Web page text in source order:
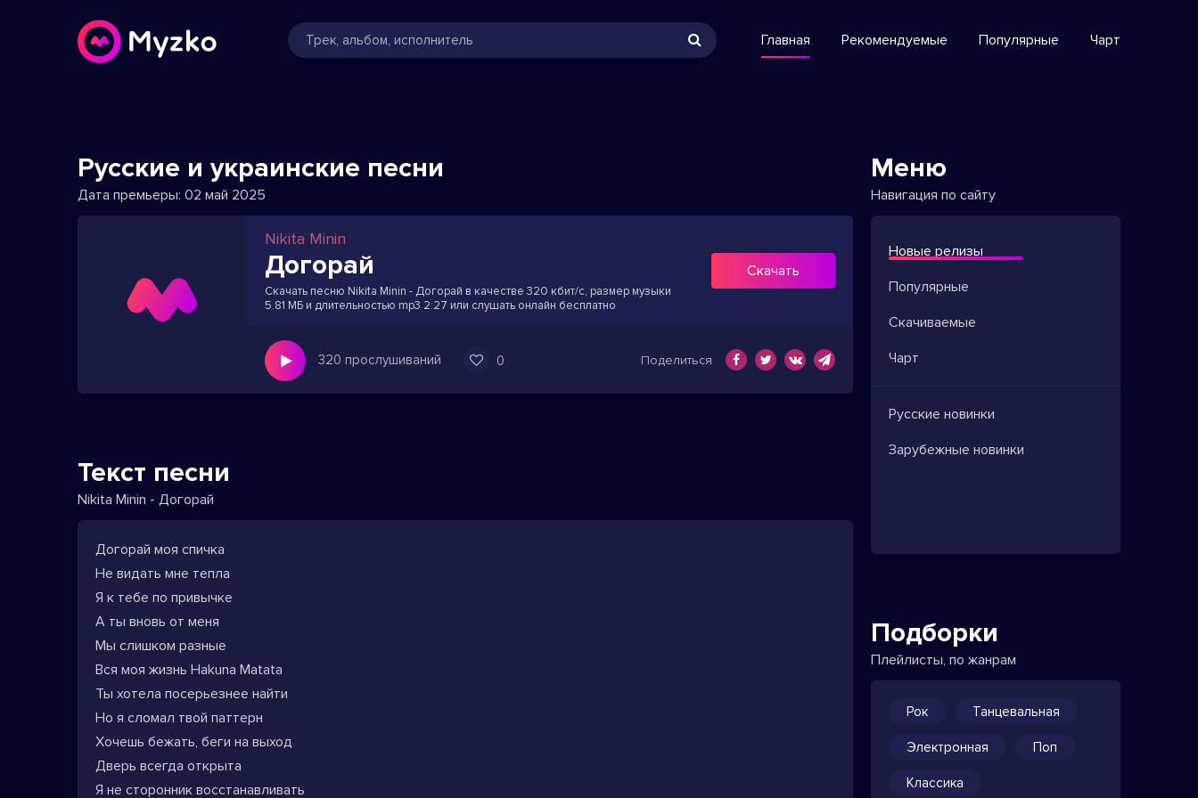
Главная Рекомендуемые Популярные Чарт
Русские и украинские песни
Дата премьеры: 02 май 2025
Nikita Minin
Догорай
Скачать песню Nikita Minin - Догорай в качестве 320 кбит/с, размер музыки
5.81 МБ и длительностью mp3 2:27 или слушать онлайн бесплатно
Скачать
320 прослушиваний 0 Поделиться
Текст песни
Nikita Minin - Догорай
Догорай моя спичка
Не видать мне тепла
Я к тебе по привычке
А ты вновь от меня
Мы слишком разные
Вся моя жизнь Hakuna Matata
Ты хотела посерьезнее найти
Но я сломал твой паттерн
Хочешь бежать, беги на выход
Дверь всегда открыта
Я не сторонник восстанавливать
Меню
Навигация по сайту
Новые релизы
Популярные
Скачиваемые
Чарт
Русские новинки
Зарубежные новинки
Подборки
Плейлисты, по жанрам
Рок Танцевальная
Электронная Поп
Классика